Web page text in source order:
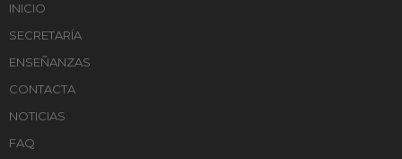
INICIO
SECRETARÍA
ENSEÑANZAS
CONTACTA
NOTICIAS
FAQ